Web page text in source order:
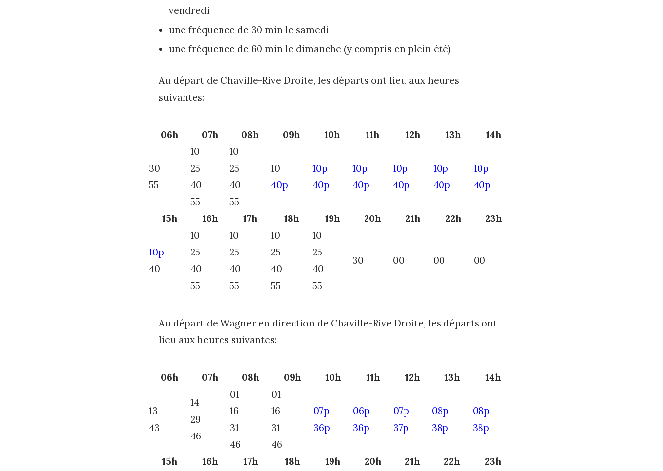
vendredi
une fréquence de 30 min le samedi
une fréquence de 60 min le dimanche (y compris en plein été)
Au départ de Chaville-Rive Droite, les départs ont lieu aux heures
suivantes:
06h 07h 08h 09h 10h 11h 12h 13h 14h
30
55
10
25
40
55
10
25
40
55
10
40p
10p
40p
10p
40p
10p
40p
10p
40p
10p
40p
15h 16h 17h 18h 19h 20h 21h 22h 23h
10p
40
10
25
40
55
10
25
40
55
10
25
40
55
10
25
40
55
30 00 00 00
Au départ de Wagner en direction de Chaville-Rive Droite, les départs ont
lieu aux heures suivantes:
06h 07h 08h 09h 10h 11h 12h 13h 14h
13
43
14
29
46
01
16
31
46
01
16
31
46
07p
36p
06p
36p
07p
37p
08p
38p
08p
38p
15h 16h 17h 18h 19h 20h 21h 22h 23h